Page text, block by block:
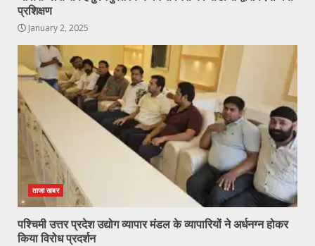
प्रशिक्षण
January 2, 2025
ताजा खबर
पश्चिमी उत्तर प्रदेश उद्योग व्यापार मंडल के व्यापारियों ने अर्धनग्न होकर
किया विरोध प्रदर्शन